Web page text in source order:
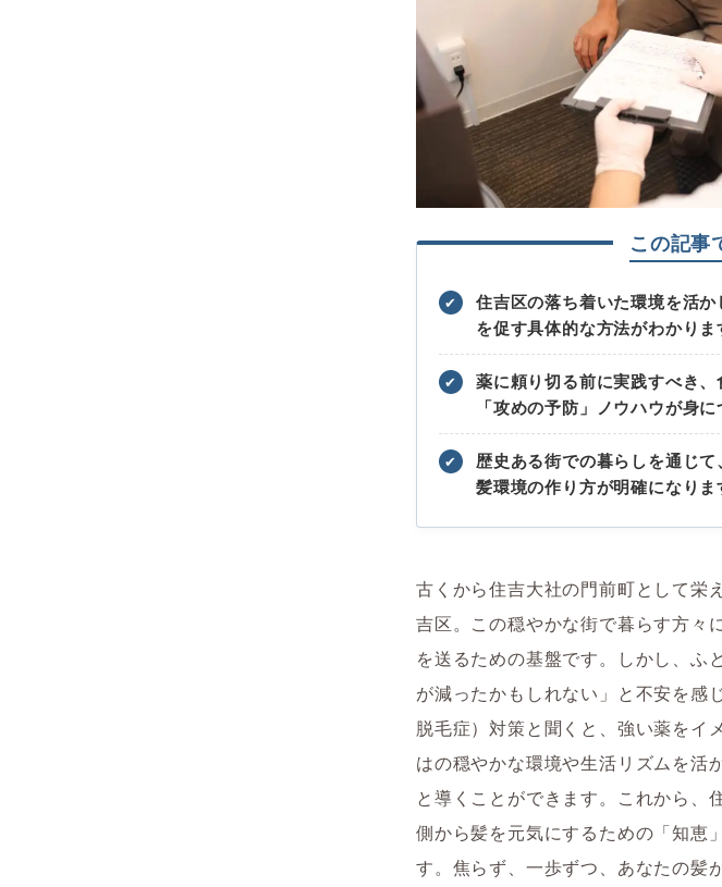
この記事
✔ 住吉区の落ち着いた環境を活か
を促す具体的な方法がわかりま
✔ 薬に頼り切る前に実践すべき、
「攻めの予防」ノウハウが身に
✔ 歴史ある街での暮らしを通じて
髪環境の作り方が明確になりま
古くから住吉大社の門前町として栄
吉区。この穏やかな街で暮らす方々
を送るための基盤です。しかし、ふ
が減ったかもしれない」と不安を感
脱毛症）対策と聞くと、強い薬をイ
はの穏やかな環境や生活リズムを活
と導くことができます。これから、
側から髪を元気にするための「知恵
す。焦らず、一歩ずつ、あなたの髪